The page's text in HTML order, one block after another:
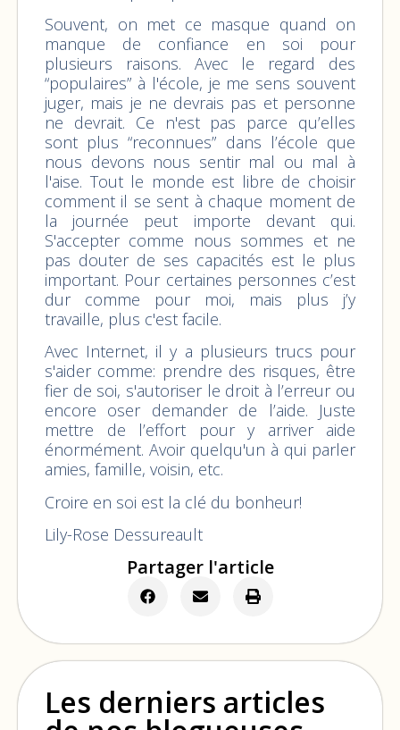
Souvent, on met ce masque quand on
manque de confiance en soi pour
plusieurs raisons. Avec le regard des
“populaires” à l'école, je me sens souvent
juger, mais je ne devrais pas et personne
ne devrait. Ce n'est pas parce qu’elles
sont plus “reconnues” dans l’école que
nous devons nous sentir mal ou mal à
l'aise. Tout le monde est libre de choisir
comment il se sent à chaque moment de
la journée peut importe devant qui.
S'accepter comme nous sommes et ne
pas douter de ses capacités est le plus
important. Pour certaines personnes c’est
dur comme pour moi, mais plus j’y
travaille, plus c'est facile.
Avec Internet, il y a plusieurs trucs pour
s'aider comme: prendre des risques, être
fier de soi, s'autoriser le droit à l’erreur ou
encore oser demander de l’aide. Juste
mettre de l’effort pour y arriver aide
énormément. Avoir quelqu'un à qui parler
amies, famille, voisin, etc.
Croire en soi est la clé du bonheur!
Lily-Rose Dessureault
Partager l'article
Les derniers articles